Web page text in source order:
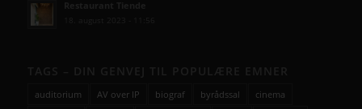
auditorium AV over IP biograf byrådssal
cinema